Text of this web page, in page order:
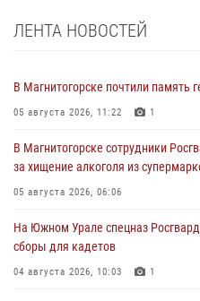
ЛЕНТА НОВОСТЕЙ
В Магнитогорске почтили память
05 августа 2026, 11:22 1
В Магнитогорске сотрудники
за хищение алкоголя из
05 августа 2026, 06:06
На Южном Урале спецназ
сборы для кадетов
04 августа 2026, 10:03 1